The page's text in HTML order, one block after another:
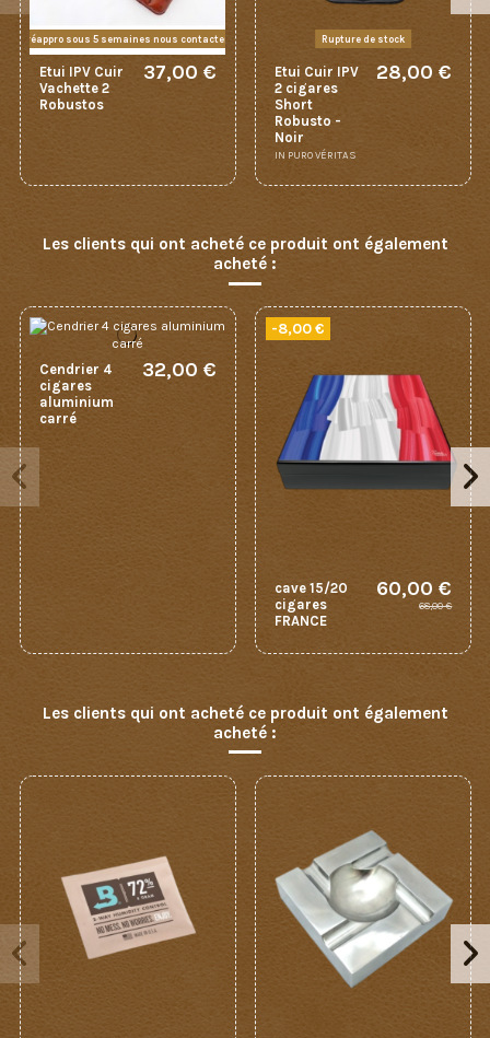
réappro sous 5 semaines nous contacter
Etui IPV Cuir
Vachette 2
Robustos
37,00 €
Rupture de stock
Etui Cuir IPV
2 cigares
Short
Robusto -
Noir
IN PURO VÉRITAS
28,00 €
Les clients qui ont acheté ce produit ont également
acheté :
Cendrier 4
cigares
aluminium
carré
32,00 €
-8,00 €
cave 15/20
cigares
FRANCE
60,00 €
68,00 €
Les clients qui ont acheté ce produit ont également
acheté :